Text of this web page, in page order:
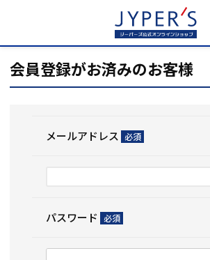
会員登録がお済みのお客様
メールアドレス
パスワード
須)